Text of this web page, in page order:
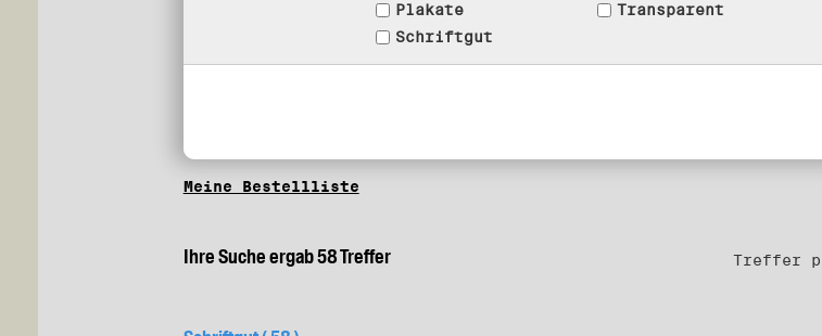
Plakate
Schriftgut
Transparent
Meine Bestellliste
Ihre Suche ergab 58 Treffer Treffer